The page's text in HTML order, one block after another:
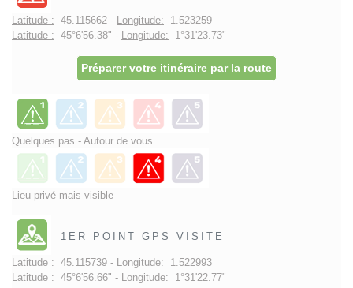
Latitude : 45.115662 - Longitude: 1.523259
Latitude : 45°6'56.38" - Longitude: 1°31'23.73"
Préparer votre itinéraire par la route
Quelques pas - Autour de vous
Lieu privé mais visible
1ER POINT GPS VISITE
Latitude : 45.115739 - Longitude: 1.522993
Latitude : 45°6'56.66" - Longitude: 1°31'22.77"